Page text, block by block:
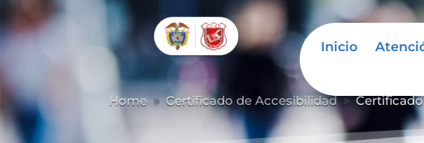
Abrir barra de herramientas
Inicio
Home 9 Certificado de Accesibilidad 9